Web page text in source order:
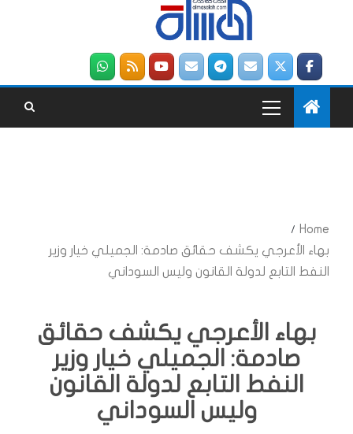
Home
بهاء الأعرجي يكشف حقائق صادمة: الجميلي خيار وزير
النفط التابع لدولة القانون وليس السوداني
بهاء الأعرجي يكشف حقائق
صادمة: الجميلي خيار وزير
النفط التابع لدولة القانون
وليس السوداني